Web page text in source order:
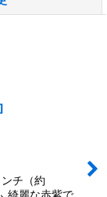
]
チ（約
綺麗な赤紫で